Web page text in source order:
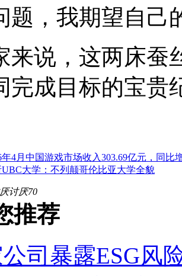
题，我期望自己
来说，这两床蚕
完成目标的宝贵
年4月中国游戏市场收入303.69亿元，同比
大学：不列颠哥伦比亚大学全貌
讨厌70
推荐
公司暴露ESG